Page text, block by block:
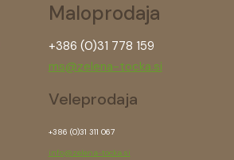
Maloprodaja
+386 (0)31 778 159
ms@zelena-tocka.si
Veleprodaja
+386 (0)31 311 067
info@zelena-tocka.si